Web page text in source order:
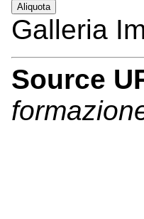
Aliquota
Galleria
Source